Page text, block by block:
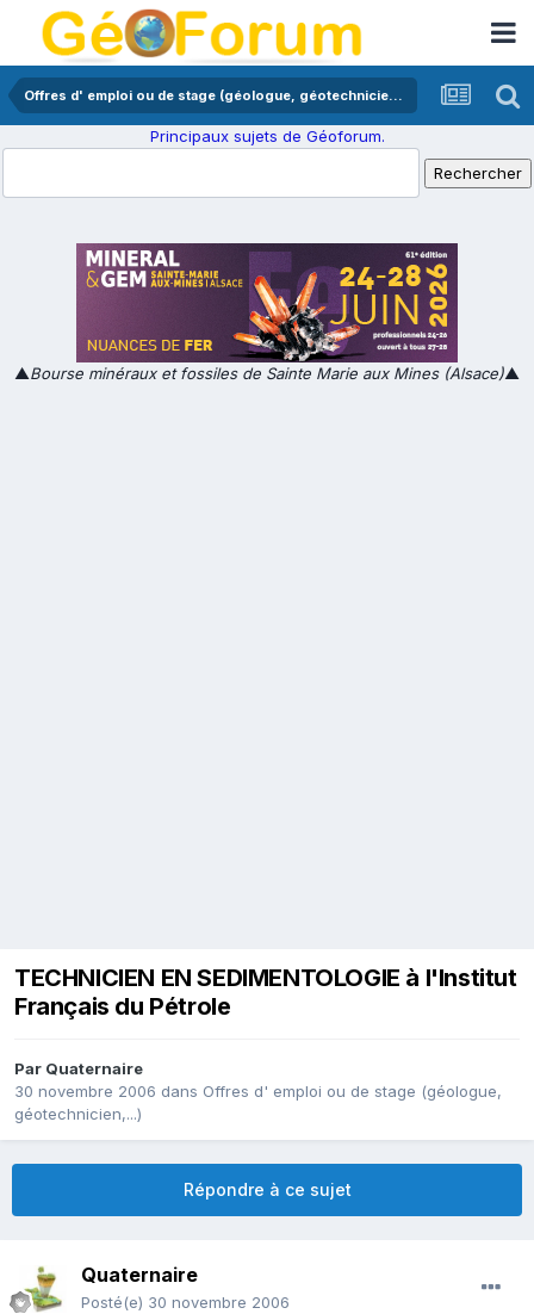
Offres d' emploi ou de stage (géologue, géotechnicien,...)
Principaux sujets de Géoforum.
▲Bourse minéraux et fossiles de Sainte Marie aux Mines (Alsace)▲
TECHNICIEN EN SEDIMENTOLOGIE à l'Institut
Français du Pétrole
Par Quaternaire
30 novembre 2006 dans Offres d' emploi ou de stage (géologue,
géotechnicien,...)
Répondre à ce sujet
Quaternaire
Posté(e) 30 novembre 2006